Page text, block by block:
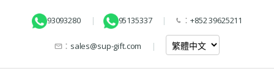
93093280 95135337 ： +852 39625211
： sales@sup-gift.com